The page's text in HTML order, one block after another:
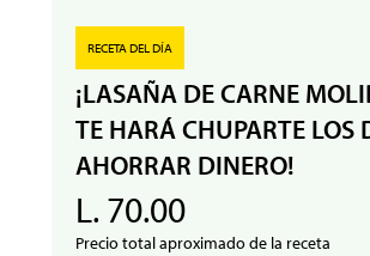
RECETA DEL DÍA
¡LASAÑA DE CARNE
TE HARÁ CHUPARTE LOS
AHORRAR DINERO!
L. 70.00
Precio total aproximado de la receta